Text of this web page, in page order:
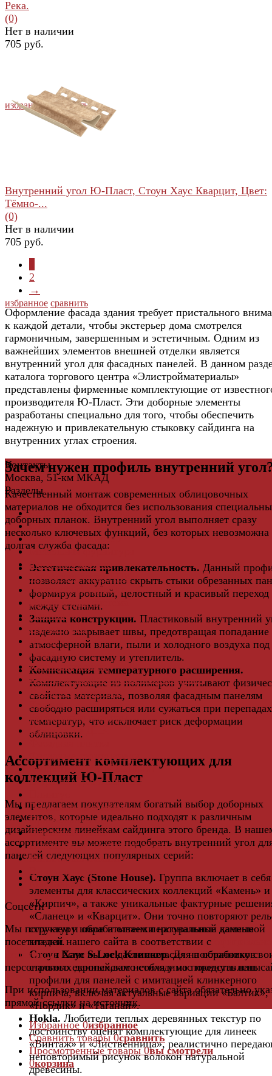
избранное сравнить
Река.
(0)
Нет в наличии
705 руб.
избранное сравнить
Внутренний угол Ю-Пласт, Стоун Хаус Кварцит, Цвет:
Тёмно-...
(0)
Нет в наличии
705 руб.
2
→
Оформление фасада здания требует пристального
к каждой детали, чтобы экстерьер дома смотрелся
гармоничным, завершенным и эстетичным. Одним из
важнейших элементов внешней отделки является
внутренний угол для фасадных панелей. В данном
каталога торгового центра «Элистройматериалы»
представлены фирменные комплектующие от
производителя Ю-Пласт. Эти доборные элементы
разработаны специально для того, чтобы обеспечить
надежную и привлекательную стыковку сайдинга на
внутренних углах строения.
Зачем нужен профиль внутренний
Качественный монтаж современных облицовочных
материалов не обходится без использования
доборных планок. Внутренний угол выполняет сразу
несколько ключевых функций, без которых невозможна
долгая служба фасада:
Эстетическая привлекательность. Данный
позволяет аккуратно скрыть стыки обрезанных
формируя ровный, целостный и красивый переход
между стенами.
Защита конструкции. Пластиковый внутренний
надежно закрывает швы, предотвращая попадание
атмосферной влаги, пыли и холодного воздуха под
фасадную систему и утеплитель.
Компенсация температурного расширения.
Комплектующие из полимеров учитывают
свойства материала, позволяя фасадным панелям
свободно расширяться или сужаться при перепадах
температур, что исключает риск деформации
облицовки.
Ассортимент комплектующих для
коллекций Ю-Пласт
Мы предлагаем покупателям богатый выбор доборных
элементов, которые идеально подходят к различным
дизайнерским линейкам сайдинга этого бренда. В
ассортименте вы можете подобрать внутренний угол
панелей следующих популярных серий:
Стоун Хаус (Stone House). Группа включает в себя
элементы для классических коллекций «Камень» и
«Кирпич», а также уникальные фактурные
«Сланец» и «Кварцит». Они точно повторяют
структуру швов и оттенки натуральной каменной
кладки.
Стоун Хаус S-Lock Клинкер.Для поклонников
строгого европейского стиля у нас представлены
профили для панелей с имитацией клинкерного
кирпича, включая актуальные вариации «Балтик»,
«Нордик» и «Таганай».
Hokla. Любители теплых деревянных текстур по
достоинству оценят комплектующие для линеек
«Винтаж» и «Лиственница», реалистично
неповторимый рисунок волокон натуральной
древесины.
Контакты
Москва, 51-км МКАД
Разделы
Керамическая плитка
Свет
Мебель и Интерьер
Мебельная фурнитура
Фасадные панели
Террасная доска ДПК
Виниловый сайдинг
Водосточная система
Ламинат
Грядки ДПК
Двери
Ковры
Комплектующие
Клей для паркета и массивной доски
Дверная фурнитура
Кровля
Регулируемые опоры
Ступени из ДПК
Фасадная плитка
Фиброцементный Сайдинг
Подложка для ламината
Подложка из пробки
Пробковый пол
Паркетная доска
Инженерная паркетная доска
Виниловый ламинат
Массивная доска
Соцсети
Мы получаем и обрабатываем персональные данные
посетителей нашего сайта в соответствии с
политикой. Если вы не даете согласия на обработку
персональных данных,вам необходимо покинуть наш
При использовании материалов с сайта обязательно
прямой ссылки на источник.
Избранное 0избранное
Сравнить товары 0сравнить
Просмотренные товары 0вы смотрели
0корзина